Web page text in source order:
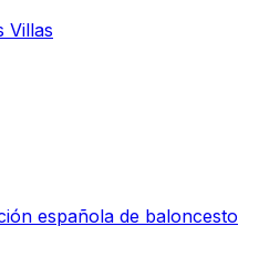
Villas
española de baloncesto